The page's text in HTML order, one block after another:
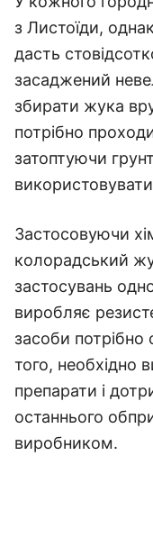
з Листоїди,
дасть
засаджений
збирати жука
потрібно
затоптуючи
Застосовуючи
колорадський
застосувань
виробляє
засоби потрібно
того, необхідно
препарати і
останнього
виробником.